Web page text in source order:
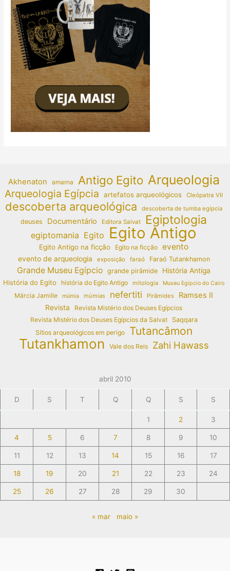
Akhenaton amarna Antigo Egito Arqueologia
Arqueologia Egípcia artefatos arqueológicos Cleópatra VII
descoberta arqueológica descoberta de tumba egípcia
deuses Documentário Editora Salvat Egiptologia
egiptomania Egito Egito Antigo
Egito Antigo na ficção Egito na ficção evento
evento de arqueologia exposição faraó Faraó Tutankhamon
Grande Museu Egípcio grande pirâmide
História Antiga
História do Egito
história do Egito Antigo mitologia Museu Egípcio do Cairo
Márcia Jamille múmia múmias nefertiti Pirâmides Ramses II
Revista
Revista Mistério dos Deuses Egípcios
Revista Mistério dos Deuses Egípcios da Salvat
Saqqara
Sítios arqueológicos em perigo
Tutancâmon
Tutankhamon Vale dos Reis Zahi Hawass
abril 2010
D S T Q Q S S
1 2 3
4 5 6 7 8 9 10
11 12 13 14 15 16 17
18 19 20 21 22 23 24
25 26 27 28 29 30
« mar maio »